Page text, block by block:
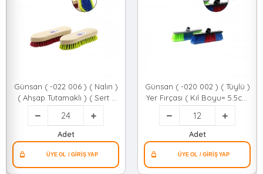
Günsan ( -022 006 ) ( Nalın )
( Ahşap Tutamaklı ) ( Sert )
Temizlik ( Halı ) Fırçası ( Kıl
Boyu=2.4cm &
Tutamak=20cm )*24=k
Adet
Günsan ( -020 002 ) ( Tüylü )
Yer Fırçası ( Kıl Boyu= 5.5cm
) ( Kazıma Kenarlı )*12=k
Adet